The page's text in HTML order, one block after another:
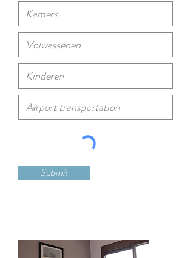
Submit